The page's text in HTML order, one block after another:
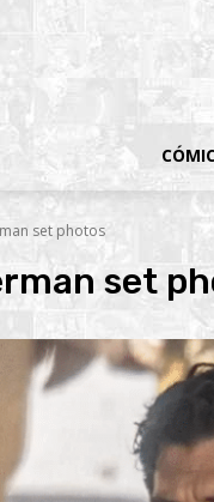
set photos
set